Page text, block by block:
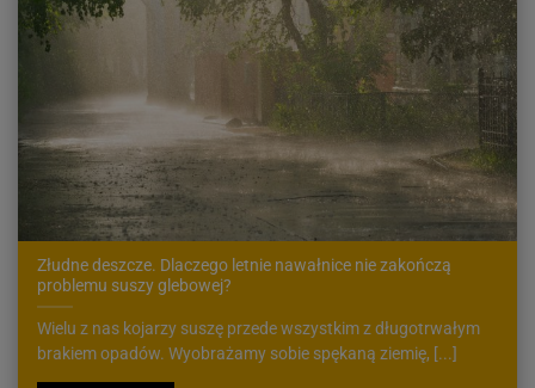
Złudne deszcze. Dlaczego letnie nawałnice nie zakończą
problemu suszy glebowej?
Wielu z nas kojarzy suszę przede wszystkim z długotrwałym
brakiem opadów. Wyobrażamy sobie spękaną ziemię, [...]